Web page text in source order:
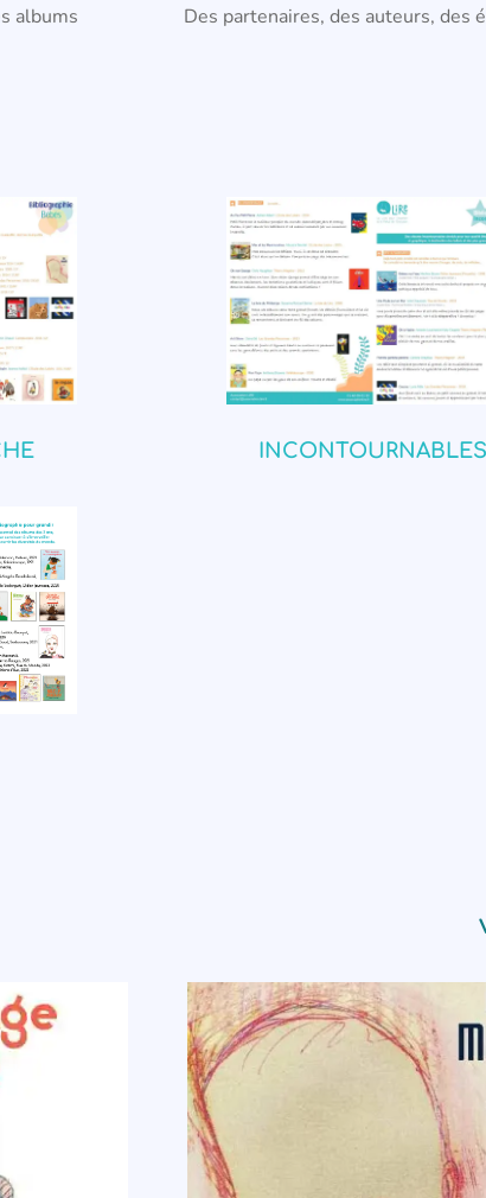
albums Des partenaires, des auteurs, des
INCONTOURNABLES